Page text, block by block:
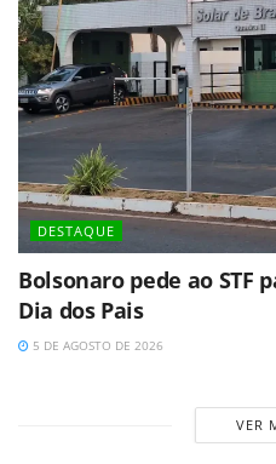
DESTAQUE
Bolsonaro pede ao STF
Dia dos Pais
5 DE AGOSTO DE 2026
VER